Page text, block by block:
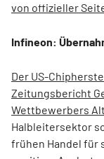
von offizieller
Infineon:
Der US-
Zeitungsbericht
Wettbewerbers
Halbleitersektor
frühen Handel für